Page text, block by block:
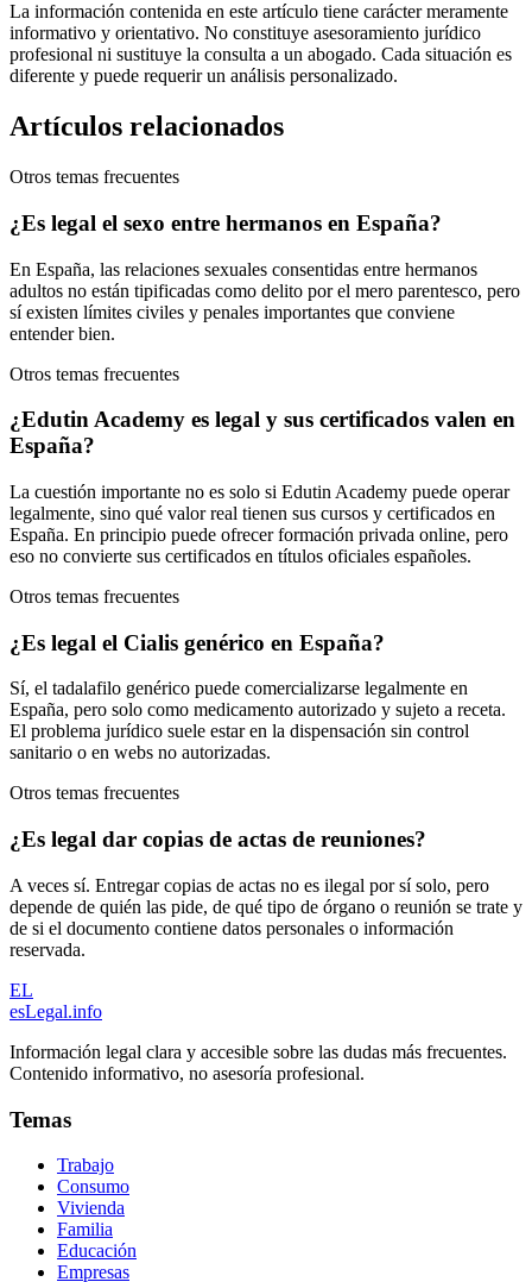
La información contenida en este artículo tiene carácter meramente
informativo y orientativo. No constituye asesoramiento jurídico
profesional ni sustituye la consulta a un abogado. Cada situación es
diferente y puede requerir un análisis personalizado.
Artículos relacionados
Otros temas frecuentes
¿Es legal el sexo entre hermanos en España?
En España, las relaciones sexuales consentidas entre hermanos
adultos no están tipificadas como delito por el mero parentesco, pero
sí existen límites civiles y penales importantes que conviene
entender bien.
Otros temas frecuentes
¿Edutin Academy es legal y sus certificados valen en
España?
La cuestión importante no es solo si Edutin Academy puede operar
legalmente, sino qué valor real tienen sus cursos y certificados en
España. En principio puede ofrecer formación privada online, pero
eso no convierte sus certificados en títulos oficiales españoles.
Otros temas frecuentes
¿Es legal el Cialis genérico en España?
Sí, el tadalafilo genérico puede comercializarse legalmente en
España, pero solo como medicamento autorizado y sujeto a receta.
El problema jurídico suele estar en la dispensación sin control
sanitario o en webs no autorizadas.
Otros temas frecuentes
¿Es legal dar copias de actas de reuniones?
A veces sí. Entregar copias de actas no es ilegal por sí solo, pero
depende de quién las pide, de qué tipo de órgano o reunión se trate y
de si el documento contiene datos personales o información
reservada.
EL
esLegal.info
Información legal clara y accesible sobre las dudas más frecuentes.
Contenido informativo, no asesoría profesional.
Temas
Trabajo
Consumo
Vivienda
Familia
Educación
Empresas